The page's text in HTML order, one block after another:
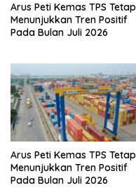
Arus Peti Kemas TPS Tetap
Menunjukkan Tren Positif
Pada Bulan Juli 2026
Arus Peti Kemas TPS Tetap
Menunjukkan Tren Positif
Pada Bulan Juli 2026